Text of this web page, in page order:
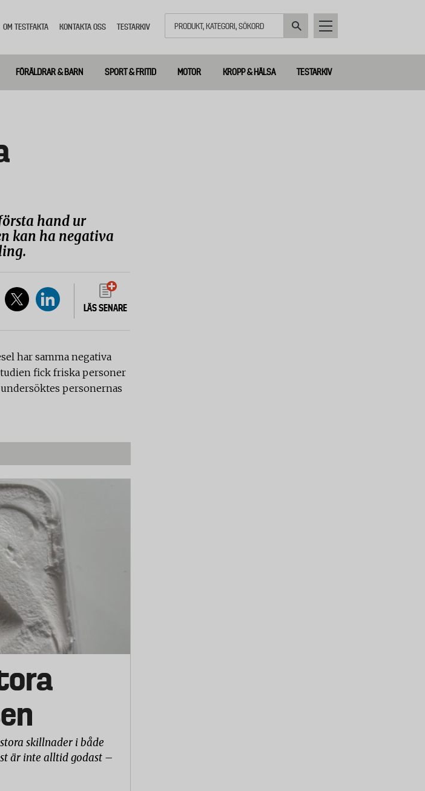
meny
OM TESTFAKTA KONTAKTA OSS TESTARKIV
FÖRÄLDRAR & BARN SPORT & FRITID MOTOR KROPP & HÄLSA TESTARKIV
hand ur
kan ha negativa
LÄS SENARE
har samma negativa
fick friska personer
personernas
skillnader i både
är inte alltid godast –